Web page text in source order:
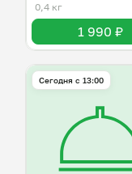
0,4 кг
1 990 ₽
Сегодня с 13:00